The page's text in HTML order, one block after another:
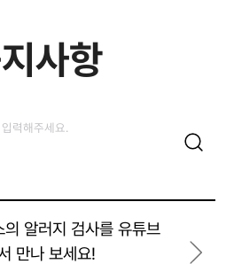
사항
알러지 검사를 유튜브
만나 보세요!